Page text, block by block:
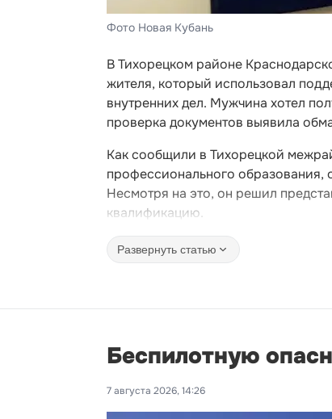
Фото Новая Кубань
В Тихорецком районе
жителя, который использовал
внутренних дел. Мужчина хотел
проверка документов выявила
Как сообщили в Тихорецкой
профессионального образования,
Несмотря на это, он решил
квалификацию.
Развернуть статью
Беспилотную
7 августа 2026, 14:26